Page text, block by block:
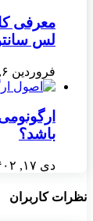
معرفی
لس
فروردین ۶, ۱۴۰۳
باشد؟
دی ۱۷, ۱۴۰۲
نظرات کاربران